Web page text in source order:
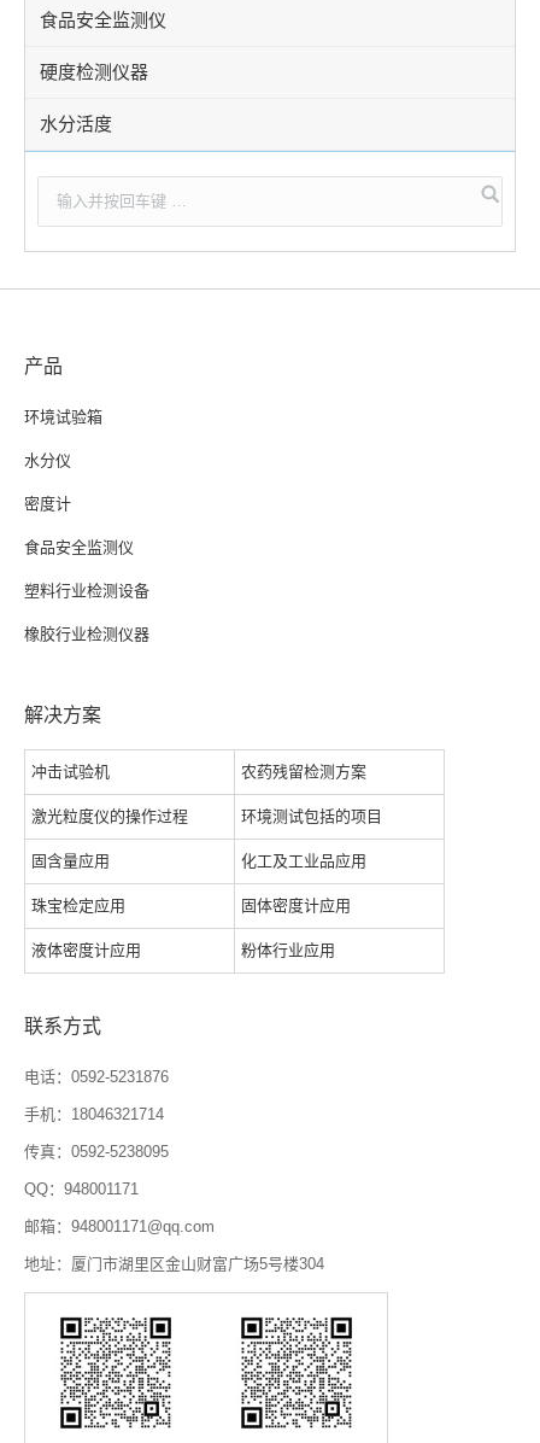
食品安全监测仪
硬度检测仪器
水分活度
产品
环境试验箱
水分仪
密度计
食品安全监测仪
塑料行业检测设备
橡胶行业检测仪器
解决方案
冲击试验机 农药残留检测方案
激光粒度仪的操作过程 环境测试包括的项目
固含量应用 化工及工业品应用
珠宝检定应用 固体密度计应用
液体密度计应用 粉体行业应用
联系方式
电话：0592-5231876
手机：18046321714
传真：0592-5238095
QQ：948001171
邮箱：948001171@qq.com
地址：厦门市湖里区金山财富广场5号楼304